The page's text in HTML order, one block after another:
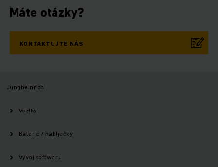
Máte otázky?
KONTAKTUJTE NÁS
Jungheinrich
Vozíky
Baterie / nabíječky
Vývoj softwaru